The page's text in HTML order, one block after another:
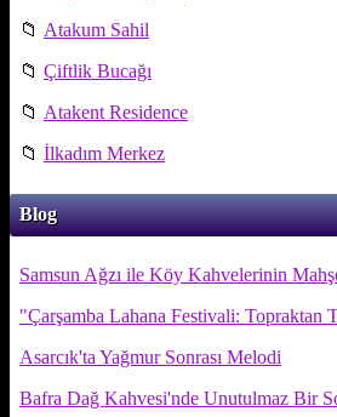
📁 Atakum Sahil
📁 Çiftlik Bucağı
📁 Atakent Residence
📁 İlkadım Merkez
Blog
Samsun Ağzı ile Köy Kahvelerinin
"Çarşamba Lahana Festivali: Topraktan
Asarcık'ta Yağmur Sonrası Melodi
Bafra Dağ Kahvesi'nde Unutulmaz Bir